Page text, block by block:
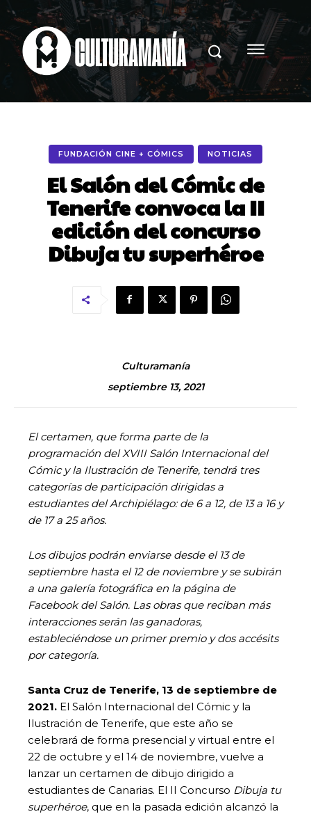
FUNDACIÓN CINE + CÓMICS NOTICIAS
El Salón del Cómic de
Tenerife convoca la II
edición del concurso
Dibuja tu superhéroe
Culturamanía
septiembre 13, 2021
El certamen, que forma parte de la
programación del XVIII Salón Internacional del
Cómic y la Ilustración de Tenerife, tendrá tres
categorías de participación dirigidas a
estudiantes del Archipiélago: de 6 a 12, de 13 a 16 y
de 17 a 25 años.
Los dibujos podrán enviarse desde el 13 de
septiembre hasta el 12 de noviembre y se subirán
a una galería fotográfica en la página de
Facebook del Salón. Las obras que reciban más
interacciones serán las ganadoras,
estableciéndose un primer premio y dos accésits
por categoría.
Santa Cruz de Tenerife, 13 de septiembre de
2021. El Salón Internacional del Cómic y la
Ilustración de Tenerife, que este año se
celebrará de forma presencial y virtual entre el
22 de octubre y el 14 de noviembre, vuelve a
lanzar un certamen de dibujo dirigido a
estudiantes de Canarias. El II Concurso Dibuja tu
superhéroe, que en la pasada edición alcanzó la